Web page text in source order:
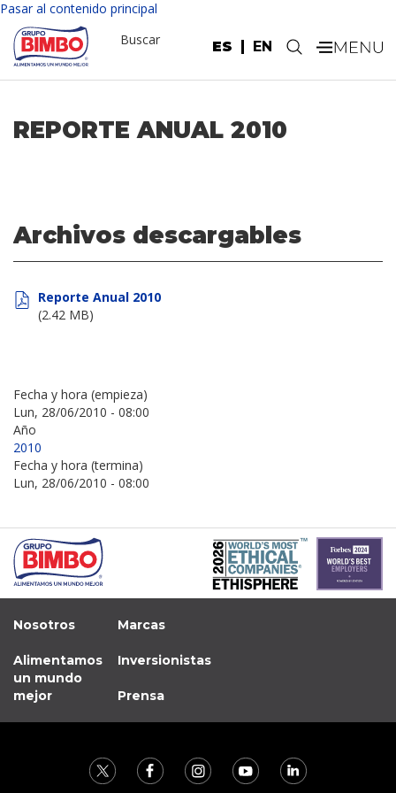
Pasar al contenido principal
ES EN
Buscar .
REPORTE ANUAL 2010
Archivos descargables
Reporte Anual 2010
(2.42 MB)
Fecha y hora (empieza)
Lun, 28/06/2010 - 08:00
Año
2010
Fecha y hora (termina)
Lun, 28/06/2010 - 08:00
Nosotros
Alimentamos
un mundo
mejor
Marcas
Inversionistas
Prensa